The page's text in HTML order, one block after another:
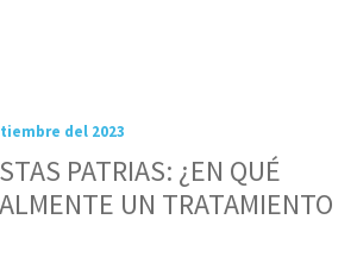
del 2023
PATRIAS: ¿EN QUÉ
UN TRATAMIENTO